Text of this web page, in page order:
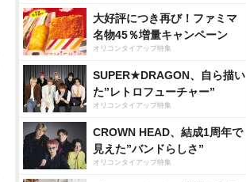
大好評につき再び！ファミマ
名物45％増量キャンペーン
オリコンタイアップ特集
SUPER★DRAGON、自ら描い
た”レトロフューチャー”
オリコンタイアップ特集
CROWN HEAD、結成1周年で
見えた”バンドらしさ”
オリコンタイアップ特集